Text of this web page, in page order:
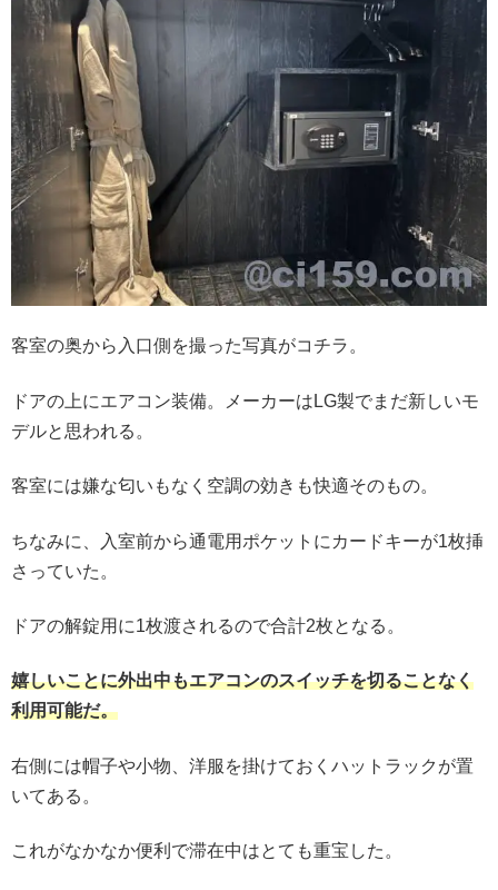
客室の奥から入口側を撮った写真がコチラ。
ドアの上にエアコン装備。メーカーはLG製でまだ新しいモ
デルと思われる。
客室には嫌な匂いもなく空調の効きも快適そのもの。
ちなみに、入室前から通電用ポケットにカードキーが1枚挿
さっていた。
ドアの解錠用に1枚渡されるので合計2枚となる。
嬉しいことに外出中もエアコンのスイッチを切ることなく
利用可能だ。
右側には帽子や小物、洋服を掛けておくハットラックが置
いてある。
これがなかなか便利で滞在中はとても重宝した。